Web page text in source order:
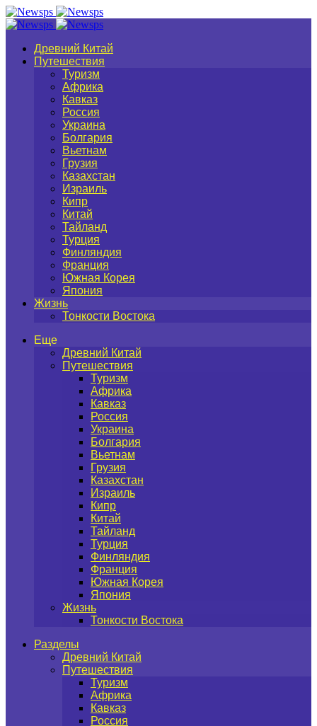
Древний Китай
Путешествия
Туризм
Африка
Кавказ
Россия
Украина
Болгария
Вьетнам
Грузия
Казахстан
Израиль
Кипр
Китай
Тайланд
Турция
Финляндия
Франция
Южная Корея
Япония
Жизнь
Тонкости Востока
Еще
Древний Китай
Путешествия
Туризм
Африка
Кавказ
Россия
Украина
Болгария
Вьетнам
Грузия
Казахстан
Израиль
Кипр
Китай
Тайланд
Турция
Финляндия
Франция
Южная Корея
Япония
Жизнь
Тонкости Востока
Разделы
Древний Китай
Путешествия
Туризм
Африка
Кавказ
Россия